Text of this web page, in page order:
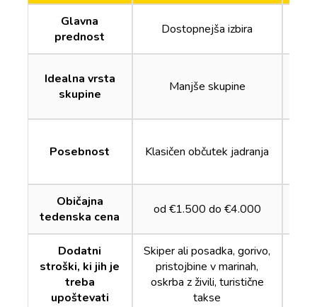
Glavna
prednost
Dostopnejša izbira
Idealna vrsta
skupine
Manjše skupine
Posebnost Klasičen občutek jadranja
Običajna
tedenska cena
od €1.500 do €4.000
Dodatni
stroški, ki jih je
treba
upoštevati
Skiper ali posadka, gorivo,
pristojbine v marinah,
oskrba z živili, turistične
takse